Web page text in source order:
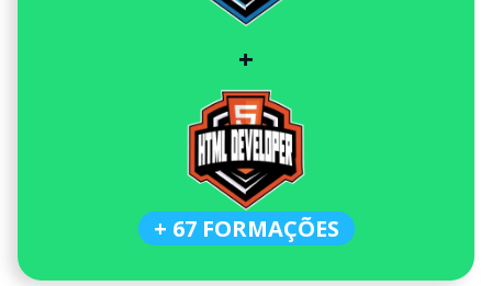
+
+ 67 FORMAÇÕES